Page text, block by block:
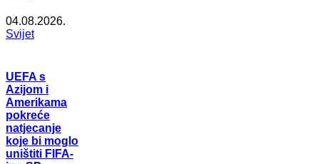
04.08.2026.
Svijet
UEFA s
Azijom i
Amerikama
pokreće
natjecanje
koje bi moglo
uništiti FIFA-